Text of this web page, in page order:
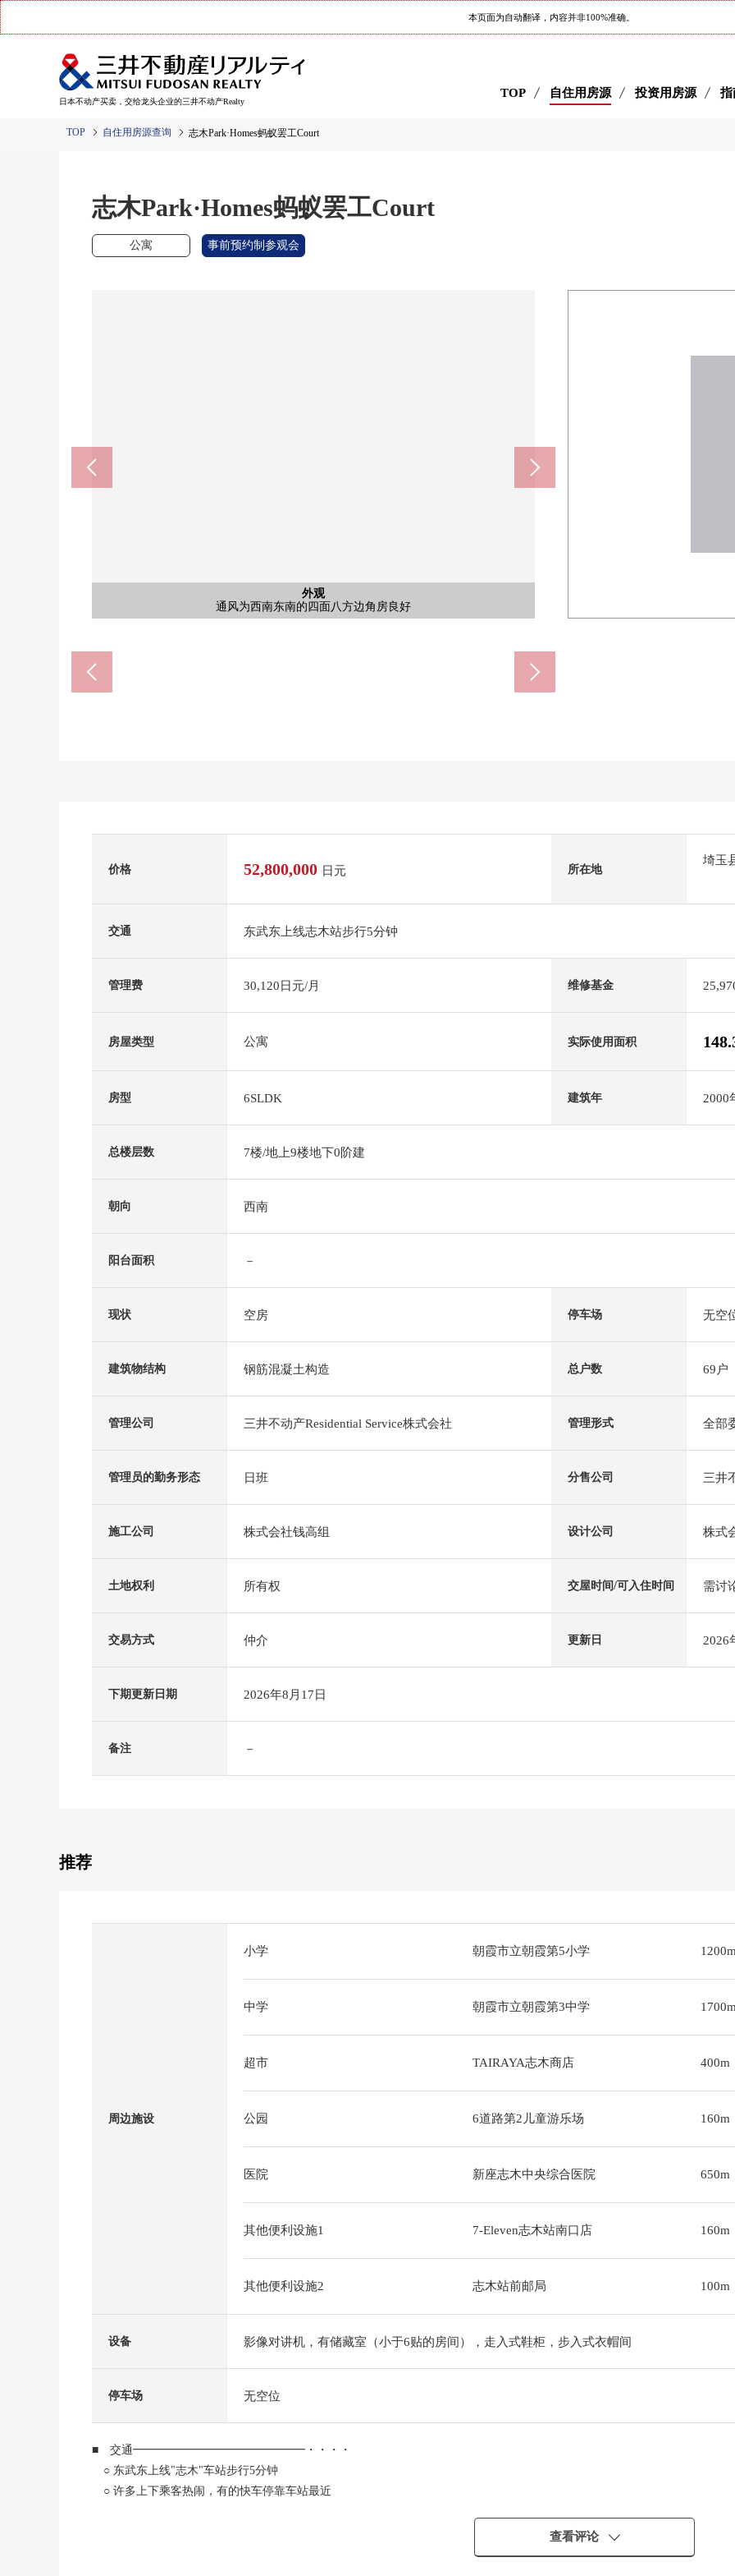
本页面为自动翻译，内容并非100%准确。
日本不动产买卖，交给龙头企业的三井不动产Realty
TOP 自住用房源 投资用房源 指
TOP 自住用房源查询 志木Park·Homes蚂蚁罢工Court
志木Park·Homes蚂蚁罢工Court
公寓 事前预约制参观会
外观
通风为西南东南的四面八方边角房良好
风景
风景
厨房
厨房
西式房间
西式房间
西式房间
西式房间
日式房间
约6.0张塌塌米西侧日式房间
风景
风景
外观
东武东上线"志木"车站步行5分钟。是容易在通勤、上学、购物渡过的居住环境。
停车场
停车场
共有部分
自行车停放处
外观
便利性的高的志木站南口的三井不动产开发并分售Mansion
入口
是把居民的回来温暖地在优雅接来的入口。
入口
有提高家的隐私性的凹室
入口
许多上下乘客有賑，有的快车停靠车站最近
朝霞市立朝霞第5小学(约1200m)
朝霞市立朝霞第3中学(约1700m)
TAIRAYA志木商店(约400m)
7-Eleven志木站南口店(约160m)
新座志木中央综合医院(约650m)
志木站前邮局(约100m)
6道路第2儿童游乐场(约160m)
价格 52,800,000 日元 所在地
埼玉
交通 东武东上线志木站步行5分钟
管理费 30,120日元/月 维修基金
房屋类型 公寓 实际使用面积
房型 6SLDK 建筑年 2000
总楼层数 7楼/地上9楼地下0阶建
朝向 西南
阳台面积 －
现状 空房 停车场 无空
建筑物结构 钢筋混凝土构造 总户数 69户
管理公司 三井不动产Residential Service株式会社 管理形式 全部
管理员的勤务形态 日班 分售公司 三井
施工公司 株式会社钱高组 设计公司 株式
土地权利 所有权 交屋时间/可入住时间 需讨
交易方式 仲介 更新日 2026
下期更新日期 2026年8月17日
备注 －
推荐
周边施设
小学 朝霞市立朝霞第5小学
中学 朝霞市立朝霞第3中学
超市 TAIRAYA志木商店 400m
公园 6道路第2儿童游乐场 160m
医院 新座志木中央综合医院 650m
其他便利设施1 7-Eleven志木站南口店 160m
其他便利设施2 志木站前邮局 100m
设备 影像对讲机，有储藏室（小于6贴的房间），走入式鞋柜，步入式衣帽间
停车场 无空位
■ 交通━━━━━━━━━━━━━━━・・・・
○ 东武东上线"志木"车站步行5分钟
○ 许多上下乘客热闹，有的快车停靠车站最近
查看评论